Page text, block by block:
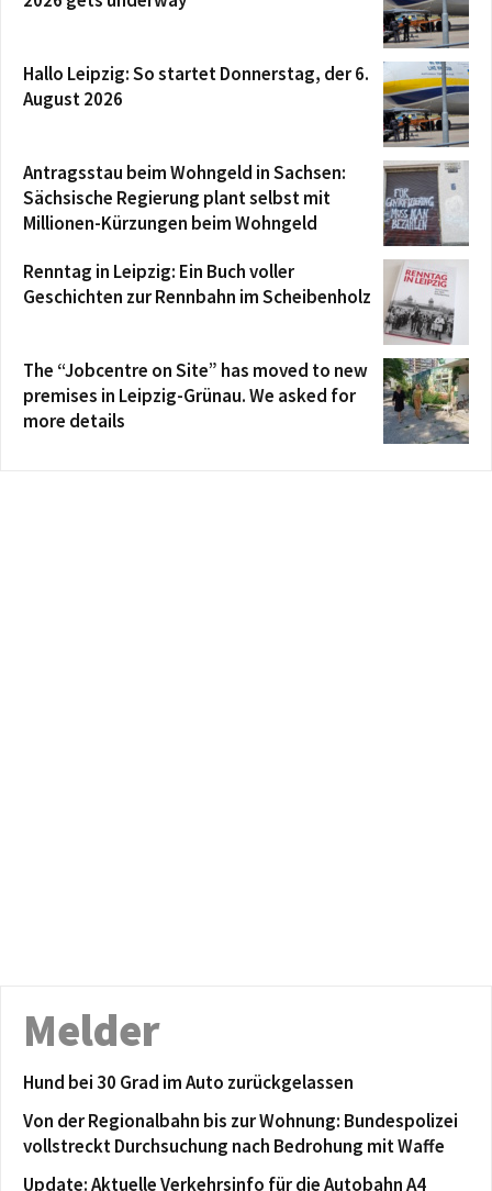
Hallo Leipzig: So startet Donnerstag, der 6.
August 2026
Antragsstau beim Wohngeld in Sachsen:
Sächsische Regierung plant selbst mit
Millionen-Kürzungen beim Wohngeld
Renntag in Leipzig: Ein Buch voller
Geschichten zur Rennbahn im Scheibenholz
The “Jobcentre on Site” has moved to new
premises in Leipzig-Grünau. We asked for
more details
Melder
Hund bei 30 Grad im Auto zurückgelassen
Von der Regionalbahn bis zur Wohnung: Bundespolizei
vollstreckt Durchsuchung nach Bedrohung mit Waffe
Update: Aktuelle Verkehrsinfo für die Autobahn A4